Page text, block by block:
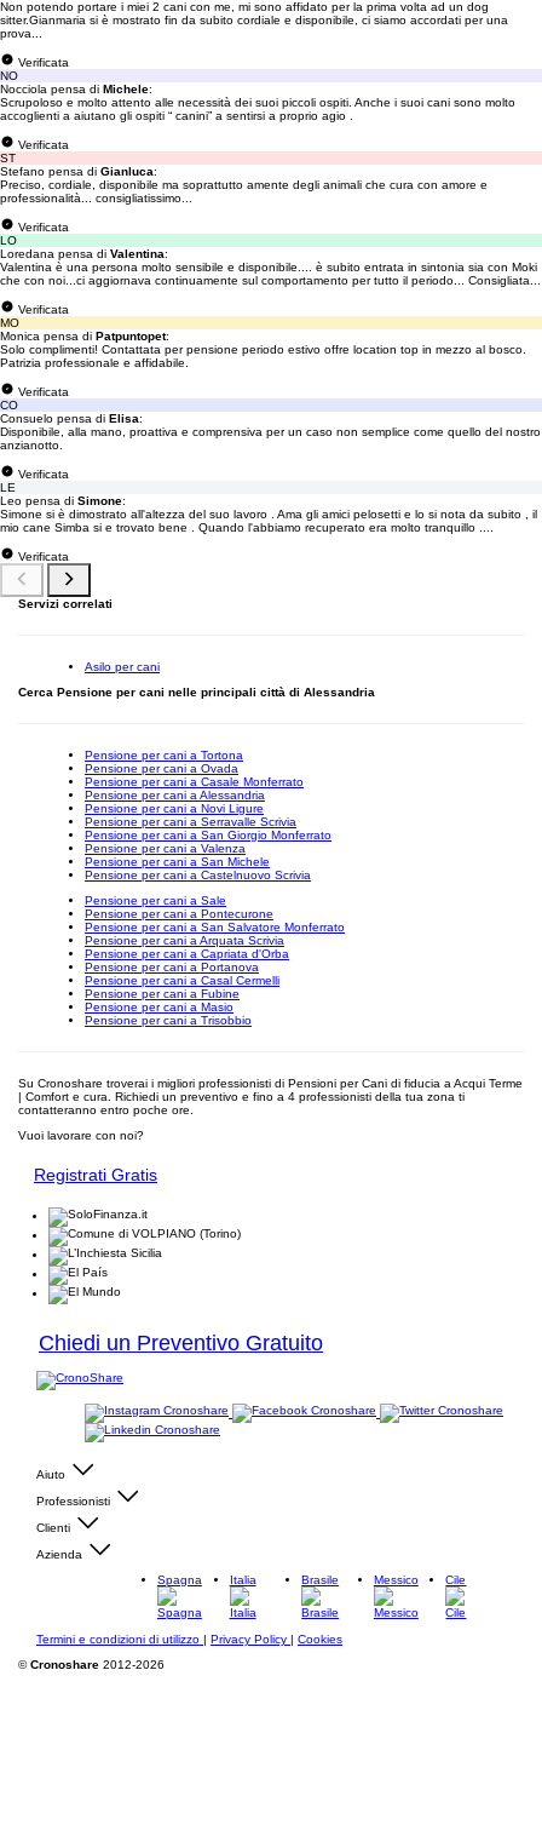
Non potendo portare i miei 2 cani con me, mi sono affidato per la prima volta ad un dog
sitter.Gianmaria si è mostrato fin da subito cordiale e disponibile, ci siamo accordati per una
prova...
Verificata
NO
Nocciola pensa di Michele:
Scrupoloso e molto attento alle necessità dei suoi piccoli ospiti. Anche i suoi cani sono molto
accoglienti a aiutano gli ospiti “ canini” a sentirsi a proprio agio .
Verificata
ST
Stefano pensa di Gianluca:
Preciso, cordiale, disponibile ma soprattutto amente degli animali che cura con amore e
professionalità... consigliatissimo...
Verificata
LO
Loredana pensa di Valentina:
Valentina è una persona molto sensibile e disponibile.... è subito entrata in sintonia sia con Moki
che con noi...ci aggiornava continuamente sul comportamento per tutto il periodo... Consigliata...
Verificata
MO
Monica pensa di Patpuntopet:
Solo complimenti! Contattata per pensione periodo estivo offre location top in mezzo al bosco.
Patrizia professionale e affidabile.
Verificata
CO
Consuelo pensa di Elisa:
Disponibile, alla mano, proattiva e comprensiva per un caso non semplice come quello del nostro
anzianotto.
Verificata
LE
Leo pensa di Simone:
Simone si è dimostrato all'altezza del suo lavoro . Ama gli amici pelosetti e lo si nota da subito , il
mio cane Simba si e trovato bene . Quando l'abbiamo recuperato era molto tranquillo ....
Verificata
Servizi correlati
Asilo per cani
Cerca Pensione per cani nelle principali città di Alessandria
Pensione per cani a Tortona
Pensione per cani a Ovada
Pensione per cani a Casale Monferrato
Pensione per cani a Alessandria
Pensione per cani a Novi Ligure
Pensione per cani a Serravalle Scrivia
Pensione per cani a San Giorgio Monferrato
Pensione per cani a Valenza
Pensione per cani a San Michele
Pensione per cani a Castelnuovo Scrivia
Pensione per cani a Sale
Pensione per cani a Pontecurone
Pensione per cani a San Salvatore Monferrato
Pensione per cani a Arquata Scrivia
Pensione per cani a Capriata d'Orba
Pensione per cani a Portanova
Pensione per cani a Casal Cermelli
Pensione per cani a Fubine
Pensione per cani a Masio
Pensione per cani a Trisobbio
Su Cronoshare troverai i migliori professionisti di Pensioni per Cani di fiducia a Acqui Terme
| Comfort e cura. Richiedi un preventivo e fino a 4 professionisti della tua zona ti
contatteranno entro poche ore.
Vuoi lavorare con noi?
Registrati Gratis
Chiedi un Preventivo Gratuito
Aiuto
Professionisti
Clienti
Azienda
Spagna
Italia Brasile Messico Cile
Termini e condizioni di utilizzo | Privacy Policy | Cookies
©Cronoshare 2012-2026